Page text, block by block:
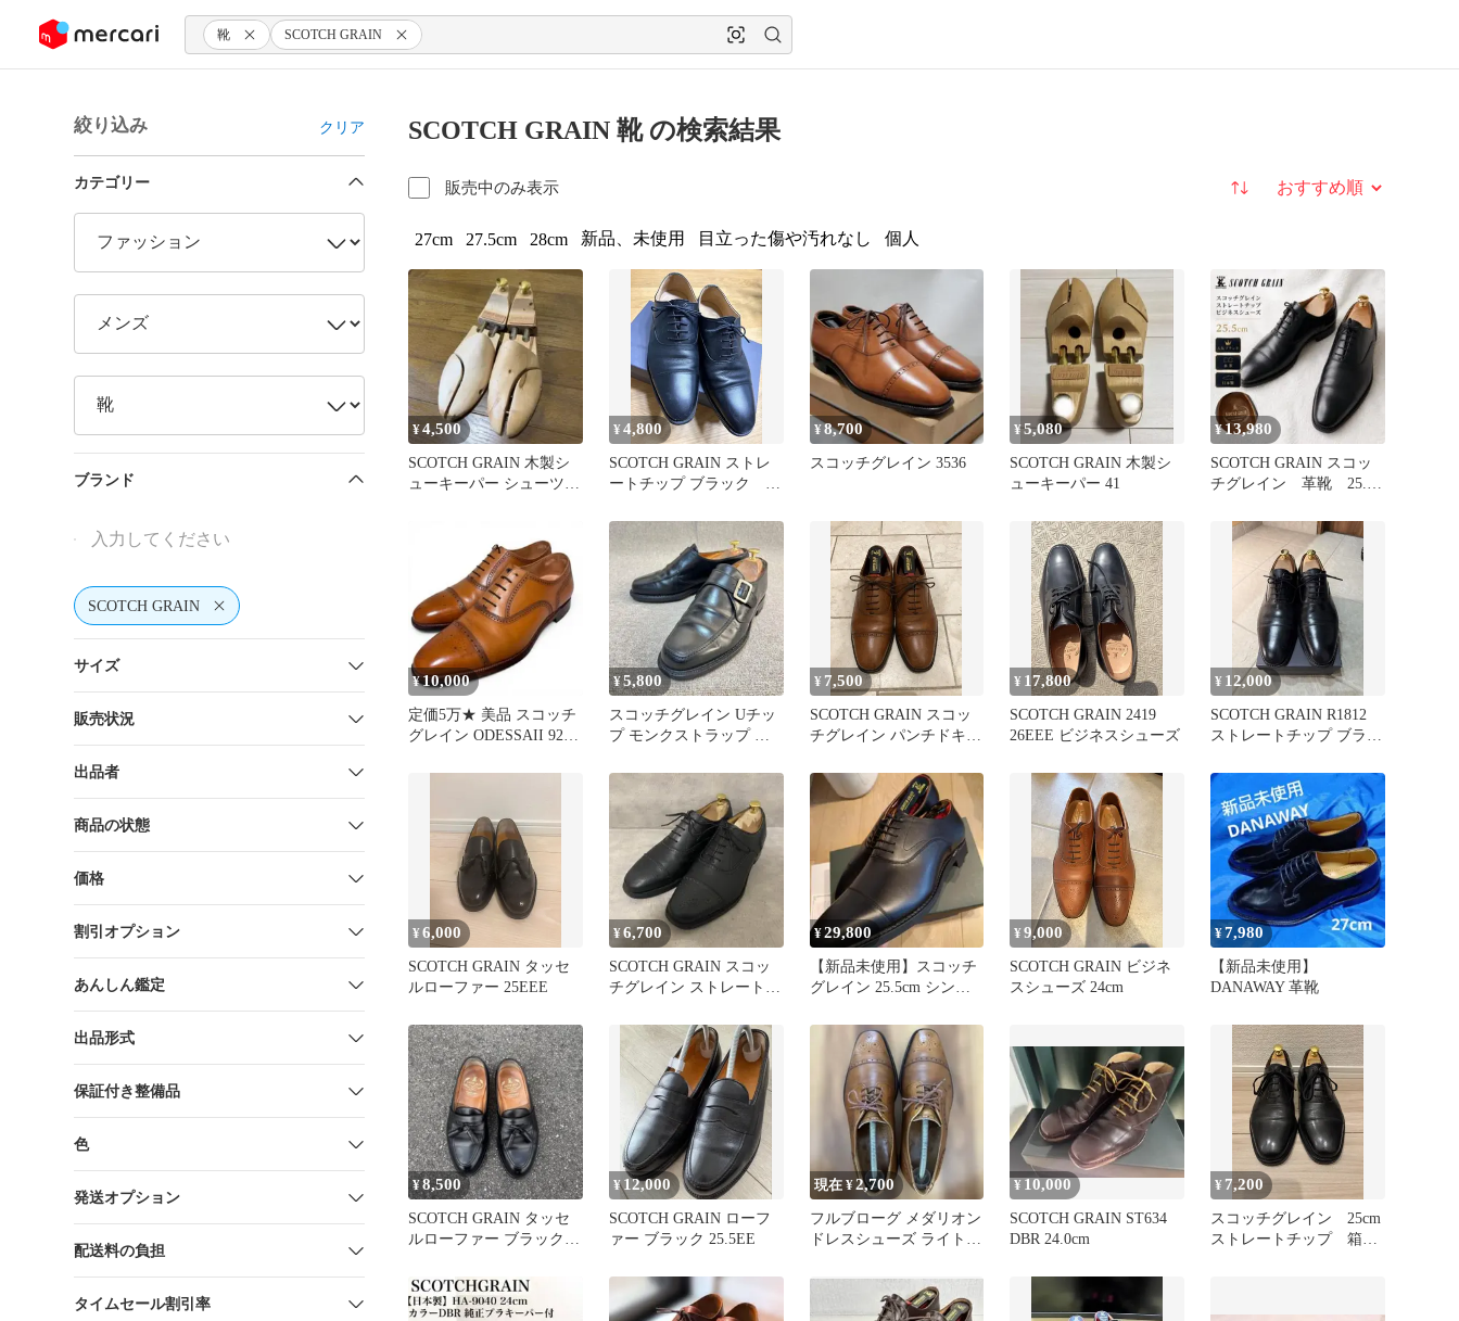
ツにスキップ 靴 SCOTCH GRAIN
絞り込み クリア
カテゴリー
ブランド
SCOTCH GRAIN
サイズ
販売状況
出品者
商品の状態
価格
割引オプション
あんしん鑑定
出品形式
保証付き整備品
色
発送オプション
配送料の負担
タイムセール割引率
SCOTCH GRAIN 靴 の検索結果
販売中のみ表示 並び替え
27cm 27.5cm 28cm 新品、未使用 目立った傷や汚れなし 個人
¥4,500
SCOTCH GRAIN 木製シ
ューキーパー シューツリ
¥4,800
SCOTCH GRAIN ストレ
ートチップ ブラック
¥8,700
スコッチグレイン 3536
¥5,080
SCOTCH GRAIN 木製シ
ューキーパー 41
¥13,980
SCOTCH GRAIN スコッ
チグレイン 革靴 25.5
¥10,000
定価5万★ 美品 スコッチ
グレイン ODESSAII 920
¥5,800
スコッチグレイン Uチッ
プ モンクストラップ ブ
¥ 7,500
SCOTCH GRAIN スコッ
チグレイン パンチドキャ
¥ 17,800
SCOTCH GRAIN 2419
26EEE ビジネスシューズ
¥ 12,000
SCOTCH GRAIN R1812
ストレートチップ ブラッ
¥6,000
SCOTCH GRAIN タッセ
ルローファー 25EEE
¥6,700
SCOTCH GRAIN スコッ
チグレイン ストレートチ
¥29,800
【新品未使用】スコッチ
グレイン 25.5cm シング
¥9,000
SCOTCH GRAIN ビジネ
スシューズ 24cm
¥7,980
【新品未使用】
DANAWAY 革靴
¥8,500
SCOTCH GRAIN タッセ
ルローファー ブラック
¥12,000
SCOTCH GRAIN ローフ
ァー ブラック 25.5EE
現在 ¥2,700
フルブローグ メダリオン
ドレスシューズ ライトブ
¥ 10,000
SCOTCH GRAIN ST634
DBR 24.0cm
¥ 7,200
スコッチグレイン 25cm
ストレートチップ 箱無